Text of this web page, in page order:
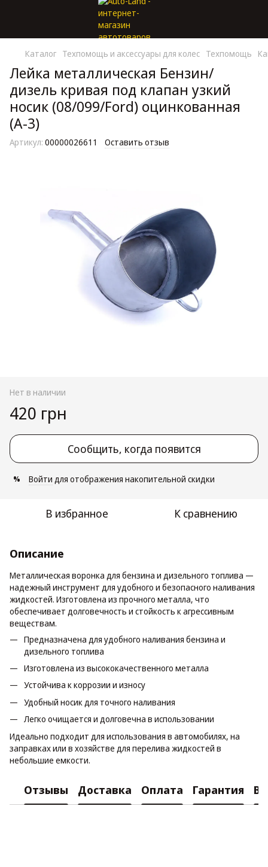
Каталог Техпомощь и аксессуары для колес Техпомощь
Лейка металлическая Бензин/
дизель кривая под клапан узкий
носик (08/099/Ford) оцинкованная
(А-3)
Артикул: 00000026611 Оставить отзыв
Нет в наличии
420 грн
Сообщить, когда появится
% Войти для отображения накопительной скидки
В избранное К сравнению
Описание
Металлическая воронка для бензина и дизельного топлива —
надежный инструмент для удобного и безопасного наливания
жидкостей. Изготовлена из прочного металла, что
обеспечивает долговечность и стойкость к агрессивным
веществам.
Предназначена для удобного наливания бензина и
дизельного топлива
Изготовлена из высококачественного металла
Устойчива к коррозии и износу
Удобный носик для точного наливания
Легко очищается и долговечна в использовании
Идеально подходит для использования в автомобилях, на
заправках или в хозяйстве для перелива жидкостей в
небольшие емкости.
Отзывы Доставка Оплата Гарантия